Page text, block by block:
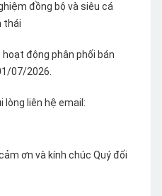
đồng bộ và siêu cá
thái
động phân phối bán
07/2026.
lòng liên hệ email:
ơn và kính chúc Quý đối